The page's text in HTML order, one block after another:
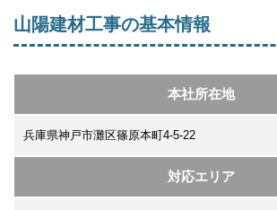
山陽建材工事の基本情報
本社所在地
兵庫県神戸市灘区篠原本町4-5-22
対応エリア